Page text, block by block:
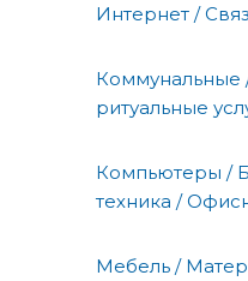
Интернет /
Коммунальные
ритуальные
Компьютеры /
техника /
Мебель /